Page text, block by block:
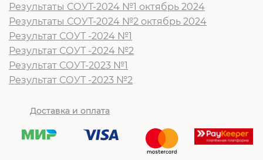
Результаты СОУТ-2024 №1 октябрь 2024
Результаты СОУТ-2024 №2 октябрь 2024
Результат СОУТ -2024 №1
Результат СОУТ -2024 №2
Результат СОУТ-2023 №1
Результат СОУТ -2023 №2
Доставка и оплата